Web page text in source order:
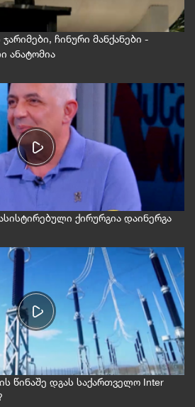
ჩინური მანქანები -
ანატომია
ქირურგია დაინერგა
წინაშე დგას საქართველო Inter